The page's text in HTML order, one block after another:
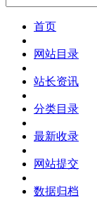
首页
网站目录
站长资讯
分类目录
最新收录
网站提交
数据归档